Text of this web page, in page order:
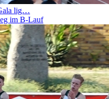
lig…
im B-Lauf